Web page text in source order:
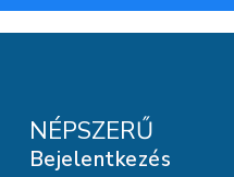
NÉPSZERŰ
Bejelentkezés